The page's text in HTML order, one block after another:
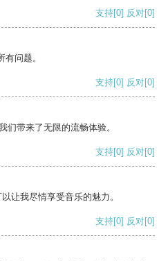
支持[0] 反对[0]
问题。
支持[0] 反对[0]
们带来了无限的流畅体验。
支持[0] 反对[0]
让我尽情享受音乐的魅力。
支持[0] 反对[0]